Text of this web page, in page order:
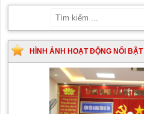
HÌNH ẢNH HOẠT ĐỘNG NỔI BẬT